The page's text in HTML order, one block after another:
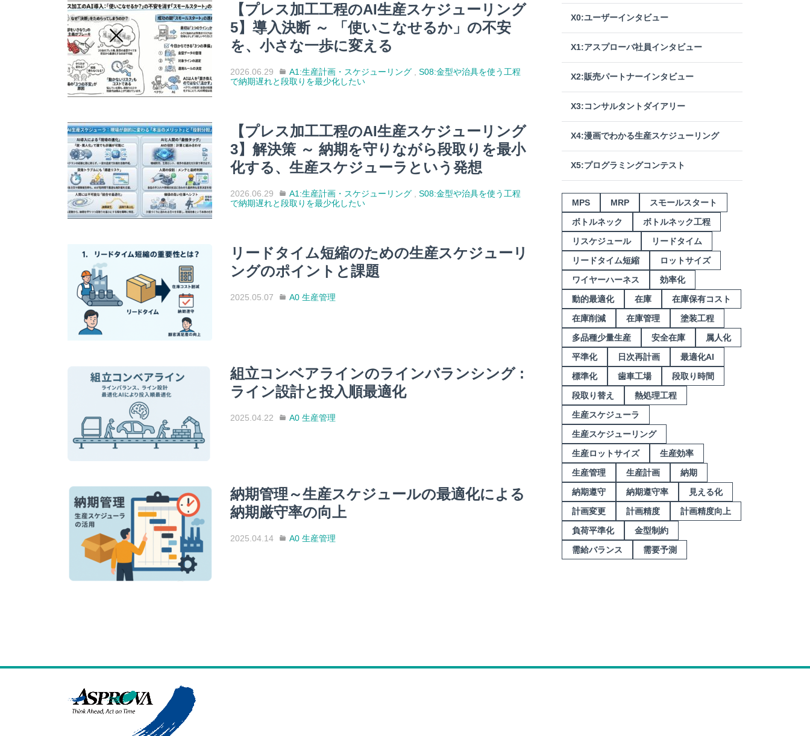
【プレス加工工程のAI生産スケジューリング
5】導入決断 ～ 「使いこなせるか」の不安
を、小さな一歩に変える
2026.06.29 A1:生産計画・スケジューリング
S08:金型や治具を使う工程
で納期遅れと段取りを最少化したい
【プレス加工工程のAI生産スケジューリング
3】解決策 ～ 納期を守りながら段取りを最小
化する、生産スケジューラという発想
2026.06.29 A1:生産計画・スケジューリング
S08:金型や治具を使う工程
で納期遅れと段取りを最少化したい
リードタイム短縮のための生産スケジューリ
ングのポイントと課題
2025.05.07 A0 生産管理
組立コンベアラインのラインバランシング :
ライン設計と投入順最適化
2025.04.22 A0 生産管理
納期管理～生産スケジュールの最適化による
納期厳守率の向上
2025.04.14 A0 生産管理
X0:ユーザーインタビュー
X1:アスプローバ社員インタビュー
X2:販売パートナーインタビュー
X3:コンサルタントダイアリー
X4:漫画でわかる生産スケジューリング
X5:プログラミングコンテスト
MPS MRP
スモールスタート
ボトルネック
ボトルネック工程
リスケジュール
リードタイム
リードタイム短縮
ロットサイズ
ワイヤーハーネス
効率化
動的最適化
在庫
在庫保有コスト
在庫削減
在庫管理
塗装工程
多品種少量生産
安全在庫
属人化
平準化
日次再計画
最適化AI
標準化
歯車工場
段取り時間
段取り替え
熱処理工程
生産スケジューラ
生産スケジューリング
生産ロットサイズ
生産効率
生産管理
生産計画
納期
納期遵守
納期遵守率
見える化
計画変更
計画精度
計画精度向上
負荷平準化
金型制約
需給バランス
需要予測